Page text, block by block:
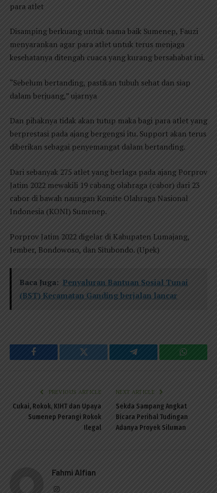
para atlet
Disamping berkuang untuk nama baik Sumenep, Fauzi
menyarankan agar para atlet untuk terus menjaga
kesehatanya ditengah cuaca yang kurang bersahabat ini.
“Sebelum bertanding, pastikan tubuh sehat dan siap
dalam berjuang,” ujarnya
Dan pihaknya tidak akan tutup maka bagi para atlet yang
berprestasi pada ajang bergengsi itu. Support akan terus
diberikan sebagai penyemangat dalam bertanding.
Dari sebanyak 275 atlet yang berlaga pada ajang Porprov
Jatim 2022 mewakili 19 cabang olahraga (cabor) dari 23
cabor di bawah naungan Komite Olahraga Nasional
Indonesia (KONI) Sumenep.
Porprov Jatim 2022 digelar di Kabupaten Lumajang,
Jember, Bondowoso, dan Situbondo. (Upek)
Baca Juga: Penyaluran Bantuan Sosial Tunai
(BST) Kecamatan Ganding berjalan lancar
Facebook Twitter Telegram
PREVIOUS ARTICLE
Cukai, Rokok, KIHT dan Upaya
Sumenep Perangi Rokok
Ilegal
NEXT ARTICLE
Sekda Sampang Angkat
Bicara Perihal Tudingan
Adanya Proyek Siluman
Fahmi Alfian
Instagram